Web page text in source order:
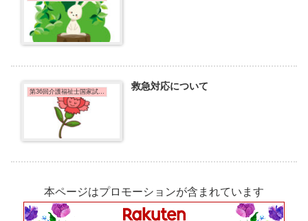
第36回介護福祉士国家試験問題 救急対応について
本ページはプロモーションが含まれています